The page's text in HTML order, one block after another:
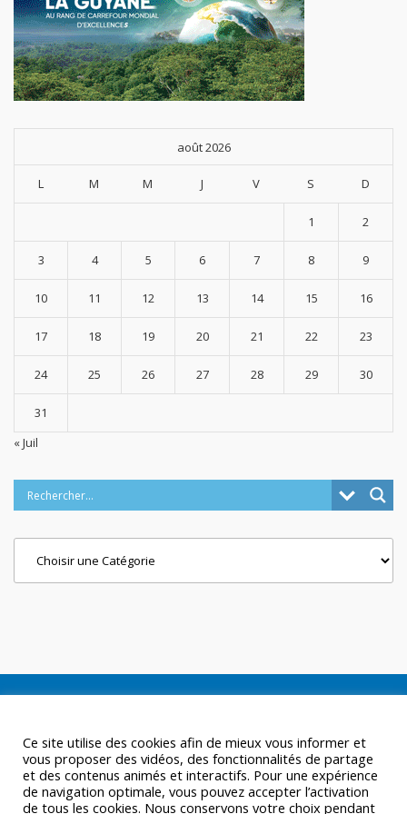
août 2026
L M M J V S D
1 2
3 4 5 6 7 8 9
10 11 12 13 14 15 16
17 18 19 20 21 22 23
24 25 26 27 28 29 30
31
« Juil
Ce site utilise des cookies afin de mieux vous informer et
vous proposer des vidéos, des fonctionnalités de partage
et des contenus animés et interactifs. Pour une expérience
de navigation optimale, vous pouvez accepter l’activation
de tous les cookies. Nous conservons votre choix pendant